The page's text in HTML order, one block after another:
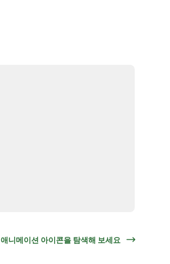
애니메이션 아이콘을 탐색해 보세요